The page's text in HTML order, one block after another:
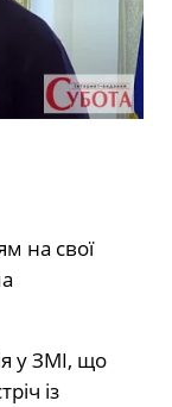
на свої
у ЗМІ, що
із